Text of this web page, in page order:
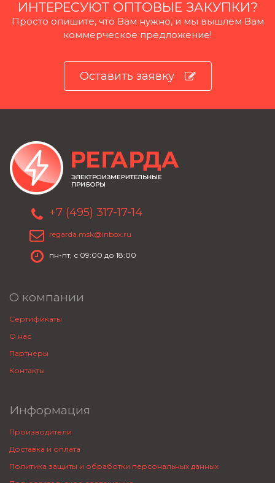
ИНТЕРЕСУЮТ ОПТОВЫЕ ЗАКУПКИ?
Просто опишите, что Вам нужно, и мы вышлем Вам
коммерческое предложение!
Оставить заявку
+7 (495) 317-17-14
regarda.msk@inbox.ru
пн-пт, с 09:00 до 18:00
О компании
Сертификаты
О нас
Партнеры
Контакты
Информация
Производители
Доставка и оплата
Политика защиты и обработки персональных данных